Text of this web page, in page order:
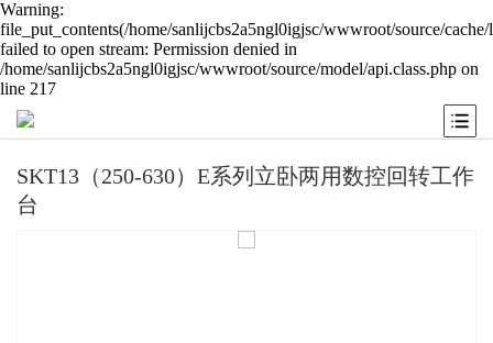
Warning:
file_put_contents(/home/sanlijcbs2a5ngl0igjsc/wwwroot/source/cache/
failed to open stream: Permission denied in
/home/sanlijcbs2a5ngl0igjsc/wwwroot/source/model/api.class.php on
line 217
SKT13（250-630）E系列立卧两用数控回转工作
台